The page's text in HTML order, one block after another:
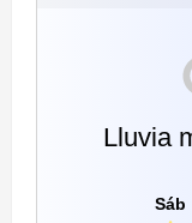
Lluvia
Sáb